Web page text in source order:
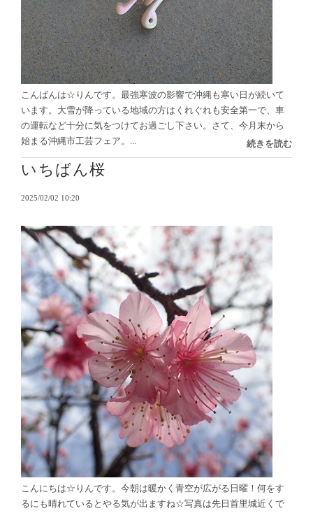
こんばんは☆りんです。最強寒波の影響で沖縄も寒い日が続いて
います。大雪が降っている地域の方はくれぐれも安全第一で、車
の運転など十分に気をつけてお過ごし下さい。さて、今月末から
始まる沖縄市工芸フェア。...
続きを読む
いちばん桜
2025/02/02 10:20
こんにちは☆りんです。今朝は暖かく青空が広がる日曜！何をす
るにも晴れているとやる気が出ますね☆写真は先日首里城近くで